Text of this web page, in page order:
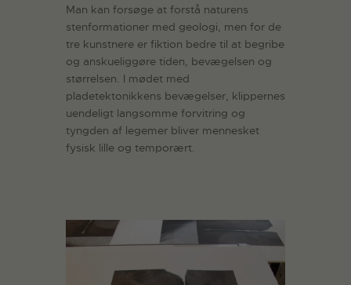
Man kan forsøge at forstå naturens
stenformationer med geologi, men for de
tre kunstnere er fiktion bedre til at begribe
og anskueliggøre tiden, bevægelsen og
størrelsen. I mødet med
pladetektonikkens bevægelser, klippernes
uendeligt langsomme forvitring og
tyngden af legemer bliver mennesket
fysisk lille og temporært.